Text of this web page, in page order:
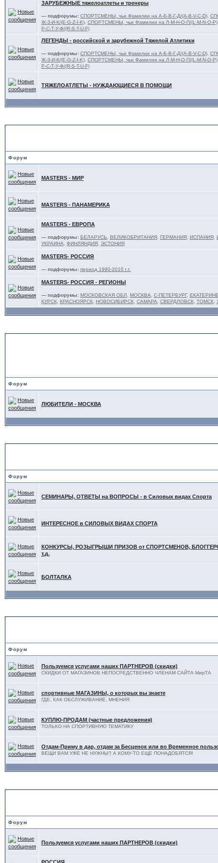
ЗАРУБЕЖНЫЕ тяжелоатлеты и тренеры
— подфорумы: СПОРТСМЕНЫ, чьи Фамилии на А-Б-В-Г-Д/(A-B-V-C-D),
Ж-З-И-К/(E-G-Z-I-K), СПОРТСМЕНЫ, чьи Фамилии на Л-М-Н-О-П/(L-M-N-O-P)
Р-С-Т-У-Ф/(R-S-T-U-F)
ЛЕГЕНДЫ - российской и зарубежной Тяжелой Атлетики
— подфорумы: СПОРТСМЕНЫ, чьи Фамилии на А-Б-В-Г-Д/(A-B-V-C-D),
Ж-З-И-К/(E-G-Z-I-K), СПОРТСМЕНЫ, чьи Фамилии на Л-М-Н-О-П/(L-M-N-O-P)
Р-С-Т-У-Ф/(R-S-T-U-F)
ТЯЖЕЛОАТЛЕТЫ - НУЖДАЮЩИЕСЯ В ПОМОЩИ
Форум
MASTERS - МИР
MASTERS - ПАНАМЕРИКА
MASTERS - ЕВРОПА
— подфорумы: БЕЛАРУСЬ ВЕЛИКОБРИТАНИЯ, ГЕРМАНИЯ, ИСПАНИЯ,
УКРАИНА
ФИНЛЯНДИЯ, ЭСТОНИЯ
MASTERS- РОССИЯ
— подфорумы: период 1990-2010 г.г.
MASTERS- РОССИЯ - РЕГИОНЫ
— подфорумы: МОСКОВСКАЯ ОБЛ МОСКВА С-ПЕТЕРБУРГ,
КУРСК, КРАСНОЯРСК, НОВОСИБИРСК, САМАРА СВЕРДЛОВСК, ТОМСК,
Форум
ЛЮБИТЕЛИ - МОСКВА
Форум
СЕМИНАРЫ, ОТВЕТЫ на ВОПРОСЫ - в Силовых видах Спорта
ИНТЕРЕСНОЕ в СИЛОВЫХ ВИДАХ СПОРТА
КОНКУРСЫ, РОЗЫГРЫШИ ПРИЗОВ от СПОРТСМЕНОВ,
т.д.
БОЛТАЛКА
Форум
Пользуемся услугами наших ПАРТНЕРОВ (скидки)
СКИДКИ ОТ МАГАЗИНОВ НЕПОСРЕДСТВЕННО ЧЛЕНАМ САЙТА МирТА
спортивные МАГАЗИНЫ, о которых вы знаете
ГДЕ, КАК ОБСЛУЖИВАНИЕ, МНЕНИЯ
КУПЛЮ-ПРОДАМ (частные предложения)
ТОЛЬКО НА СПОРТИВНУЮ ТЕМАТИКУ
Отдам-Приму в дар, отдам за Бесценок или во Временное
ВЕЩИ ВАМ УЖЕ НЕ НУЖНЫ? А КОМУ-ТО ЕЩЕ ПОНАДОБЯТСЯ!
Форум
Пользуемся услугами наших ПАРТНЕРОВ (скидки)